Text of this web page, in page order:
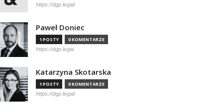
https://dgp.legal/
Paweł Doniec
1 POSTY 0 KOMENTARZE
https://dgp.legal
Katarzyna Skotarska
1 POSTY 0 KOMENTARZE
https://dgp.legal/